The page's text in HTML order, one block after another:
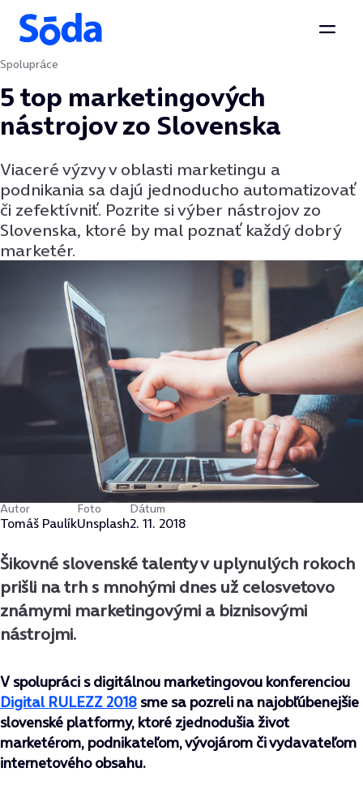
Preskočiť na obsah
Spolupráce
5 top marketingových
nástrojov zo Slovenska
Viaceré výzvy v oblasti marketingu a
podnikania sa dajú jednoducho automatizovať
či zefektívniť. Pozrite si výber nástrojov zo
Slovenska, ktoré by mal poznať každý dobrý
marketér.
Autor
Tomáš Paulík
Foto
Unsplash
Dátum
2. 11. 2018
Šikovné slovenské talenty v uplynulých rokoch
prišli na trh s mnohými dnes už celosvetovo
známymi marketingovými a biznisovými
nástrojmi.
V spolupráci s digitálnou marketingovou konferenciou
Digital RULEZZ 2018 sme sa pozreli na najobľúbenejšie
slovenské platformy, ktoré zjednodušia život
marketérom, podnikateľom, vývojárom či vydavateľom
internetového obsahu.